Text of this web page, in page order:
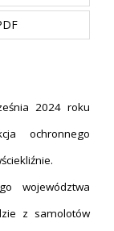
2024 roku
ochronnego
województwa
z samolotów